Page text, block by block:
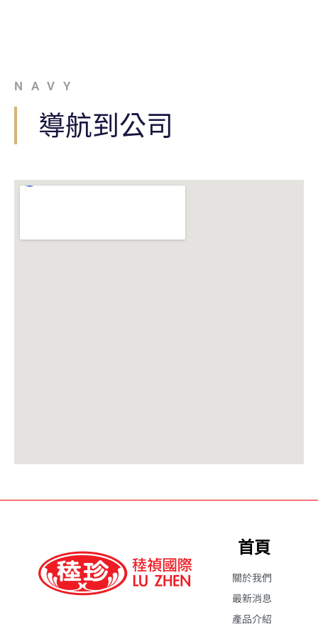
NAVY
導航到公司
首頁
關於我們
最新消息
產品介紹